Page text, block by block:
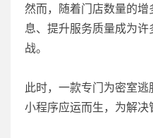
然而，随着门店数量的
息、提升服务质量成为
战。
此时，一款专门为密室
小程序应运而生，为解决